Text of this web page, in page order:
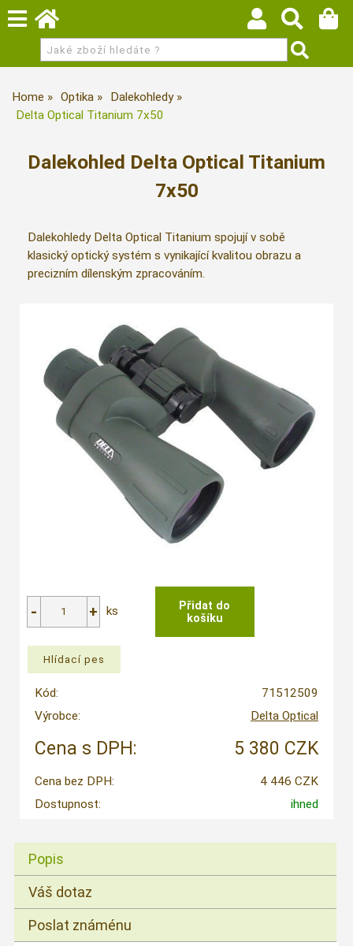
Home Optika
Dalekohledy
Delta Optical Titanium 7x50
Dalekohled Delta Optical Titanium
7x50
Dalekohledy Delta Optical Titanium spojují v sobě
klasický optický systém s vynikající kvalitou obrazu a
precizním dílenským zpracováním.
ks
Kód:
71512509
Výrobce:
Delta Optical
Cena s DPH: 5 380 CZK
Cena bez DPH:
4 446 CZK
Dostupnost:
ihned
Popis
Váš dotaz
Poslat známénu